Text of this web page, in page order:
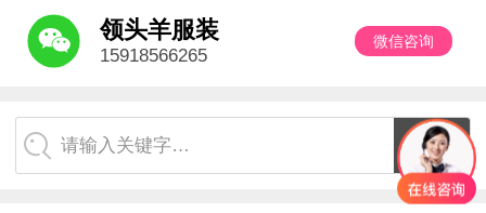
领头羊服装
15918566265
微信咨询
请输入关键字…